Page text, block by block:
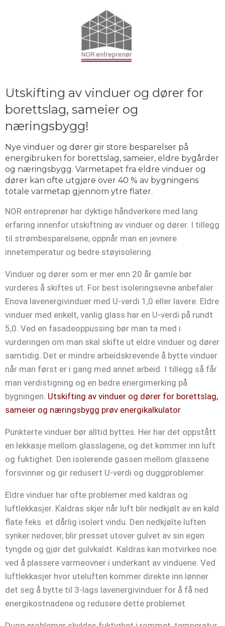
Utskifting av vinduer og dører for
borettslag, sameier og
næringsbygg!
Nye vinduer og dører gir store besparelser på
energibruken for borettslag, sameier, eldre bygårder
og næringsbygg. Varmetapet fra eldre vinduer og
dører kan ofte utgjøre over 40 % av bygningens
totale varmetap gjennom ytre flater.
NOR entreprenør har dyktige håndverkere med lang
erfaring innenfor utskiftning av vinduer og dører. I tillegg
til strømbesparelsene, oppnår man en jevnere
innetemperatur og bedre støyisolering.
Vinduer og dører som er mer enn 20 år gamle bør
vurderes å skiftes ut. For best isoleringsevne anbefaler
Enova lavenergivinduer med U-verdi 1,0 eller lavere. Eldre
vinduer med enkelt, vanlig glass har en U-verdi på rundt
5,0. Ved en fasadeoppussing bør man ta med i
vurderingen om man skal skifte ut eldre vinduer og dører
samtidig. Det er mindre arbeidskrevende å bytte vinduer
når man først er i gang med annet arbeid. I tillegg så får
man verdistigning og en bedre energimerking på
bygningen. Utskifting av vinduer og dører for borettslag,
sameier og næringsbygg prøv energikalkulator
Punkterte vinduer bør alltid byttes. Her har det oppstått
en lekkasje mellom glasslagene, og det kommer inn luft
og fuktighet. Den isolerende gassen mellom glassene
forsvinner og gir redusert U-verdi og duggproblemer.
Eldre vinduer har ofte problemer med kaldras og
luftlekkasjer. Kaldras skjer når luft blir nedkjølt av en kald
flate feks. et dårlig isolert vindu. Den nedkjølte luften
synker nedover, blir presset utover gulvet av sin egen
tyngde og gjør det gulvkaldt. Kaldras kan motvirkes noe
ved å plassere varmeovner i underkant av vinduene. Ved
luftlekkasjer hvor uteluften kommer direkte inn lønner
det seg å bytte til 3-lags lavenergivinduer for å få ned
energikostnadene og redusere dette problemet.